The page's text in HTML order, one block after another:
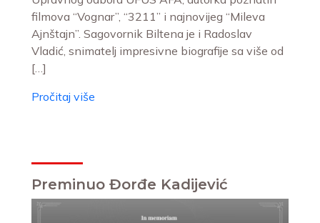
filmova “Vognar”, “3211” i najnovijeg “Mileva
Ajnštajn”. Sagovornik Biltena je i Radoslav
Vladić, snimatelj impresivne biografije sa više od
[…]
Pročitaj više
Preminuo Đorđe Kadijević